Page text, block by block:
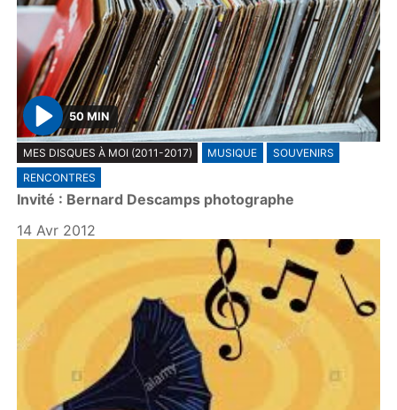
P
l
a
y
50 MIN
MES DISQUES À MOI (2011-2017) MUSIQUE
SOUVENIRS
RENCONTRES
Invité : Bernard Descamps photographe
14 Avr 2012